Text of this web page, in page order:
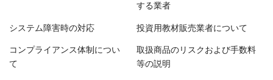
する業者
システム障害時の対応 投資用教材販売業者について
コンプライアンス体制につい
て
取扱商品のリスクおよび手数料
等の説明